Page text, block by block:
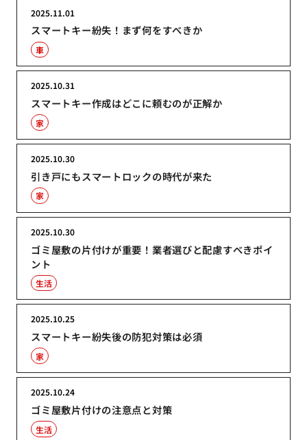
スマートキー紛失！まず何をすべきか
2025.11.01
車
スマートキー作成はどこに頼むのが正解か
2025.10.31
家
引き戸にもスマートロックの時代が来た
2025.10.30
家
ゴミ屋敷の片付けが重要！業者選びと配慮すべきポイ
ント
2025.10.30
生活
スマートキー紛失後の防犯対策は必須
2025.10.25
家
ゴミ屋敷片付けの注意点と対策
2025.10.24
生活